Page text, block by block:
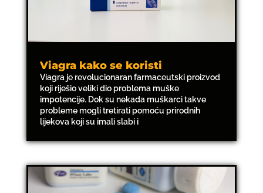
Viagra kako se koristi
Viagra je revolucionaran farmaceutski proizvod
koji riješio veliki dio problema muške
impotencije. Dok su nekada muškarci takve
probleme mogli tretirati pomoću prirodnih
lijekova koji su imali slabi i